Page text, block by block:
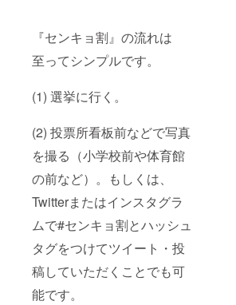
『センキョ割』の流れは
至ってシンプルです。
(1) 選挙に行く。
(2) 投票所看板前などで写真
を撮る（小学校前や体育館
の前など）。もしくは、
Twitterまたはインスタグラ
ムで#センキョ割とハッシュ
タグをつけてツイート・投
稿していただくことでも可
能です。